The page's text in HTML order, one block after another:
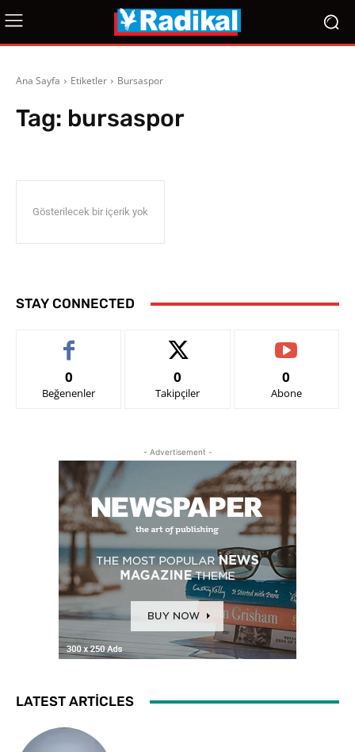
Ana Sayfa Etiketler Bursaspor
Tag: bursaspor
Gösterilecek bir içerik yok
STAY CONNECTED
0
Beğenenler
0
Takipçiler
0
Abone
- Advertisement -
LATEST ARTICLES